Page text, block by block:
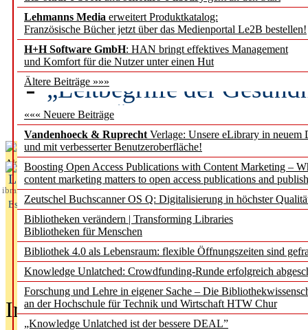
Lehmanns Media erweitert Produktkatalog:
Französische Bücher jetzt über das Medienportal Le2B bestellen!
H+H Software GmbH: HAN bringt effektives Management
und Komfort für die Nutzer unter einen Hut
Ältere Beiträge »»»
««« Neuere Beiträge
Vandenhoeck & Ruprecht Verlage: Unsere eLibrary in neuem
und mit verbesserter Benutzeroberfläche!
Boosting Open Access Publications with Content Marketing –
content marketing matters to open access publications and
Zeutschel Buchscanner OS Q: Digitalisierung in höchster
Bibliotheken verändern | Transforming Libraries
Bibliotheken für Menschen
Bibliothek 4.0 als Lebensraum: flexible Öffnungszeiten sind
Knowledge Unlatched: Crowdfunding-Runde erfolgreich
Forschung und Lehre in eigener Sache – Die
an der Hochschule für Technik und Wirtschaft HTW Chur
„Knowledge Unlatched ist der bessere DEAL”
Künstliche Intelligenz
besser zu verstehen
„Leitbegriffe der
des BIÖG erscheinen
Aktuelles aus
L
ibrary
Essentials
In der Ausgabe06/2026(August